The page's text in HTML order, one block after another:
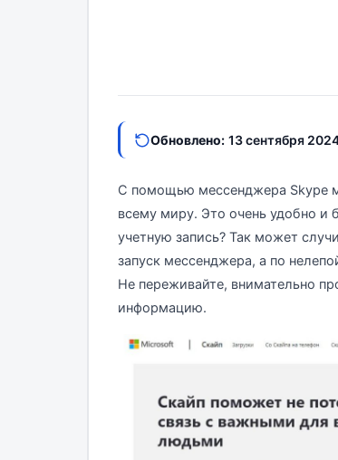
Обновлено: 13 сентября
С помощью мессенджера Skype
всему миру. Это очень удобно и
учетную запись? Так может
запуск мессенджера, а по
Не переживайте, внимательно
информацию.